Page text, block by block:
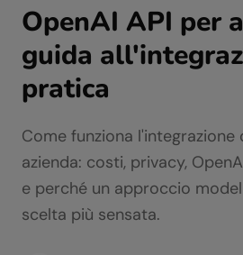
OpenAI API per
guida
pratica
Come funziona l'integrazione
azienda: costi, privacy,
e perché un approccio
scelta più sensata.